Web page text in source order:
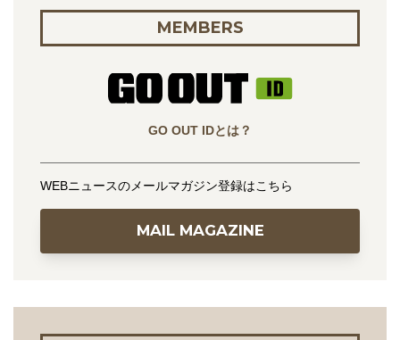
MEMBERS
GO OUT IDとは？
WEBニュースのメールマガジン登録はこちら
MAIL MAGAZINE